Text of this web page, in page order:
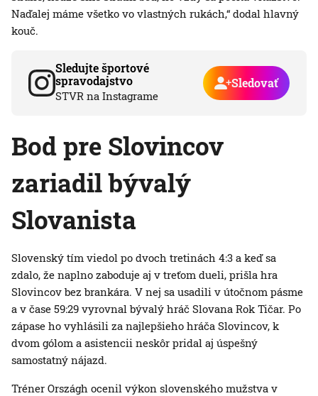
Naďalej máme všetko vo vlastných rukách,“ dodal hlavný
kouč.
Sledujte športové
spravodajstvo
STVR na Instagrame
Sledovať
Bod pre Slovincov
zariadil bývalý
Slovanista
Slovenský tím viedol po dvoch tretinách 4:3 a keď sa
zdalo, že naplno zaboduje aj v treťom dueli, prišla hra
Slovincov bez brankára. V nej sa usadili v útočnom pásme
a v čase 59:29 vyrovnal bývalý hráč Slovana Rok Tičar. Po
zápase ho vyhlásili za najlepšieho hráča Slovincov, k
dvom gólom a asistencii neskôr pridal aj úspešný
samostatný nájazd.
Tréner Országh ocenil výkon slovenského mužstva v